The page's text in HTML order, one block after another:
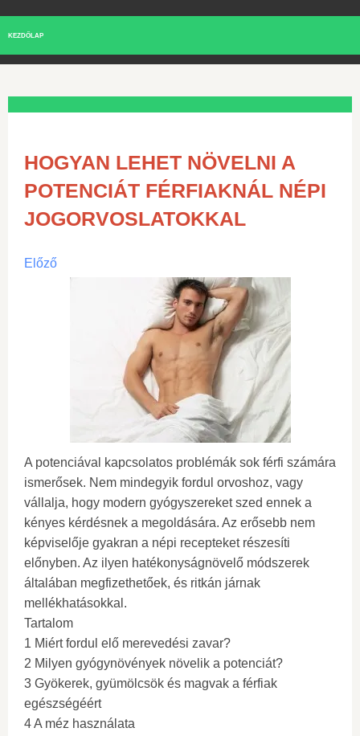
KEZDŐLAP
HOGYAN LEHET NÖVELNI A
POTENCIÁT FÉRFIAKNÁL NÉPI
JOGORVOSLATOKKAL
Előző
A potenciával kapcsolatos problémák sok férfi számára
ismerősek. Nem mindegyik fordul orvoshoz, vagy
vállalja, hogy modern gyógyszereket szed ennek a
kényes kérdésnek a megoldására. Az erősebb nem
képviselője gyakran a népi recepteket részesíti
előnyben. Az ilyen hatékonyságnövelő módszerek
általában megfizethetőek, és ritkán járnak
mellékhatásokkal.
Tartalom
1 Miért fordul elő merevedési zavar?
2 Milyen gyógynövények növelik a potenciát?
3 Gyökerek, gyümölcsök és magvak a férfiak
egészségéért
4 A méz használata